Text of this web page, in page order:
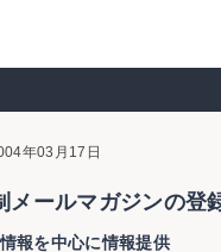
年03月17日
メールマガジンの登
報を中心に情報提供